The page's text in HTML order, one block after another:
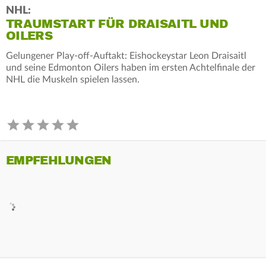
NHL:
TRAUMSTART FÜR DRAISAITL UND
OILERS
Gelungener Play-off-Auftakt: Eishockeystar Leon Draisaitl
und seine Edmonton Oilers haben im ersten Achtelfinale der
NHL die Muskeln spielen lassen.
EMPFEHLUNGEN